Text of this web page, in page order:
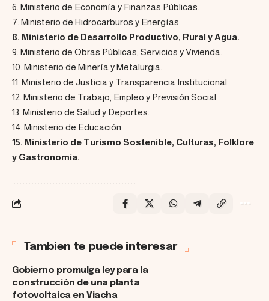
6. Ministerio de Economía y Finanzas Públicas.
7. Ministerio de Hidrocarburos y Energías.
8. Ministerio de Desarrollo Productivo, Rural y Agua.
9. Ministerio de Obras Públicas, Servicios y Vivienda.
10. Ministerio de Minería y Metalurgia.
11. Ministerio de Justicia y Transparencia Institucional.
12. Ministerio de Trabajo, Empleo y Previsión Social.
13. Ministerio de Salud y Deportes.
14. Ministerio de Educación.
15. Ministerio de Turismo Sostenible, Culturas, Folklore
y Gastronomía.
Tambien te puede interesar
Gobierno promulga ley para la
construcción de una planta
fotovoltaica en Viacha